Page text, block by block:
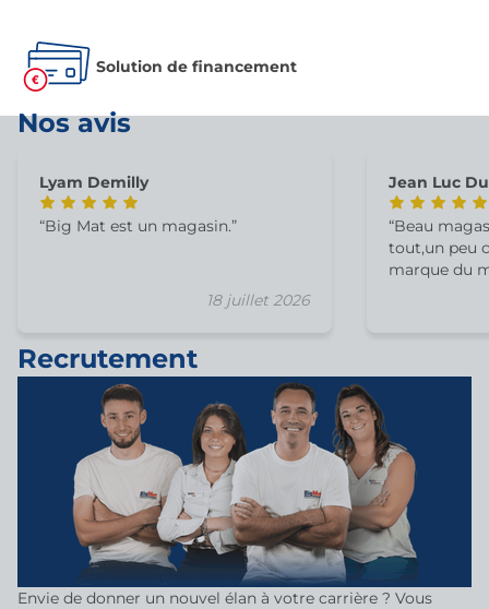
Solution de financement
Nos avis
Lyam Demilly
18 juillet 2026
Big Mat est un magasin.
Jean Luc
Beau
tout,un peu
marque du
Recrutement
Envie de donner un nouvel élan à votre carrière ? Vous